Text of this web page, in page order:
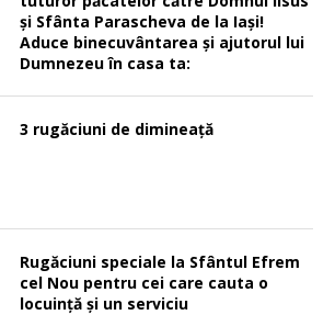
şi Sfânta Parascheva de la Iaşi!
Aduce binecuvântarea şi ajutorul lui
Dumnezeu în casa ta:
3 rugăciuni de dimineață
Rugăciuni speciale la Sfântul Efrem
cel Nou pentru cei care cauta o
locuinţă şi un serviciu